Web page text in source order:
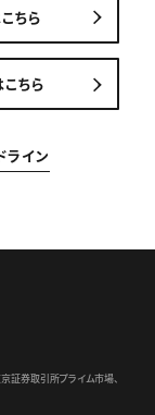
ちら
ちら
ライン
京証券取引所プライム市場、